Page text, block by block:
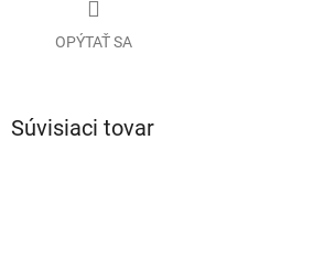
OPÝTAŤ SA
Súvisiaci tovar